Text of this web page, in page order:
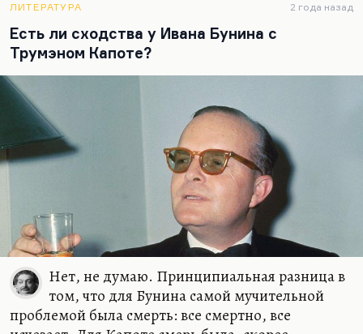
клюквы» (как называлась у него «Бродячая собака»
в «Егоре Обозове»)… Понимаете, Егор Обозов не
зря был влюблен в роковую женщину
Серебряного века,…
ЛИТЕРАТУРА 2 года назад
Есть ли сходства у Ивана Бунина с
Трумэном Капоте?
Нет, не думаю. Принципиальная разница в
том, что для Бунина самой мучительной
проблемой была смерть: все смертно, все